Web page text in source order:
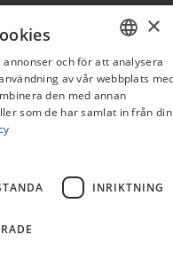
Sport AB
SWEDISH
FI
×
och för att analysera
av vår webbplats
den med annan
som de har samlat in från din
INRIKTNING